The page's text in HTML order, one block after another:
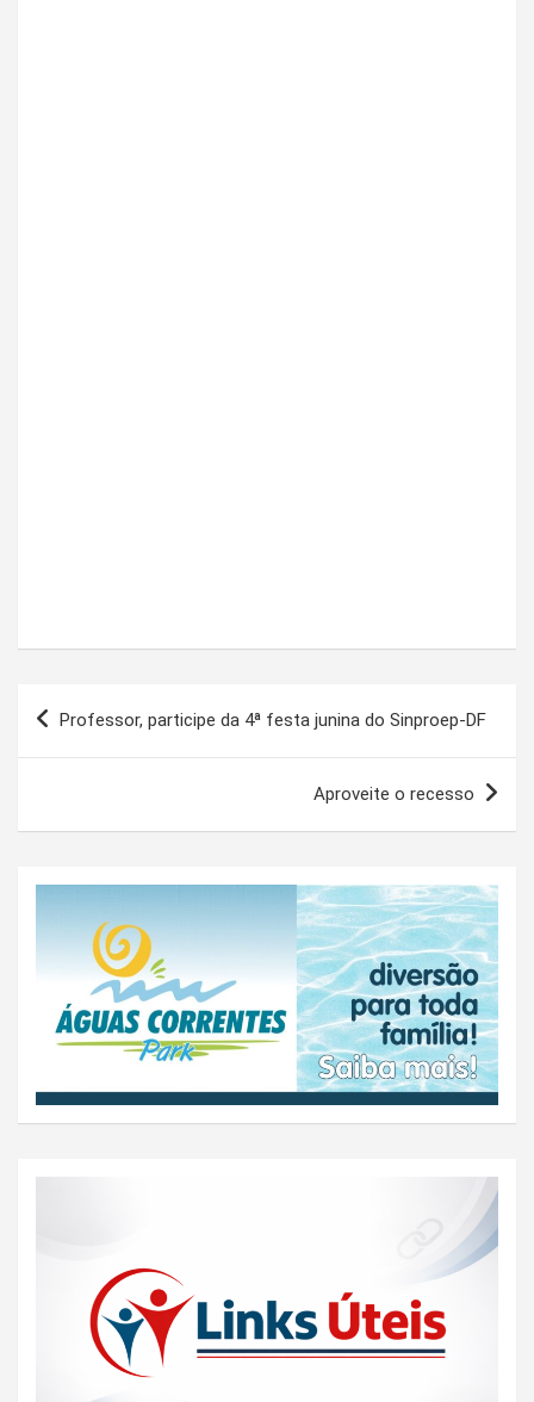
Navegação
Professor, participe da 4ª festa junina do Sinproep-DF
Aproveite o recesso